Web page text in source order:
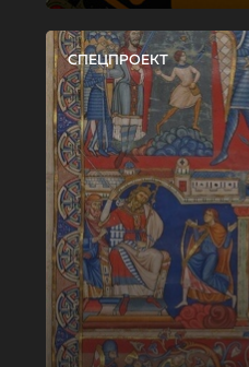
СПЕЦПРОЕКТ